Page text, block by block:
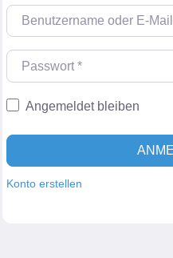
Benutzername oder E-Mail-
Passwort
Angemeldet bleiben
Konto erstellen